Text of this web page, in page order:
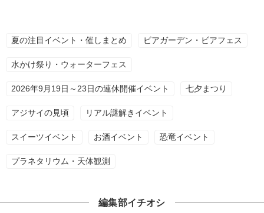
夏の注目イベント・催しまとめ ビアガーデン・ビアフェス
水かけ祭り・ウォーターフェス
2026年9月19日～23日の連休開催イベント 七夕まつり
アジサイの見頃 リアル謎解きイベント
スイーツイベント お酒イベント 恐竜イベント
プラネタリウム・天体観測
編集部イチオシ